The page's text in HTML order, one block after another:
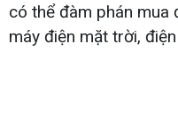
có thể đàm phán
máy điện mặt trời,